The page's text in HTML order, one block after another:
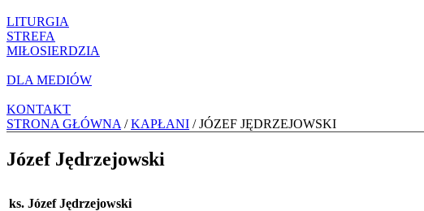
LITURGIA
STREFA
MIŁOSIERDZIA
DLA MEDIÓW
KONTAKT
STRONA GŁÓWNA /KAPŁANI / JÓZEF JĘDRZEJOWSKI
Józef Jędrzejowski
ks. Józef Jędrzejowski